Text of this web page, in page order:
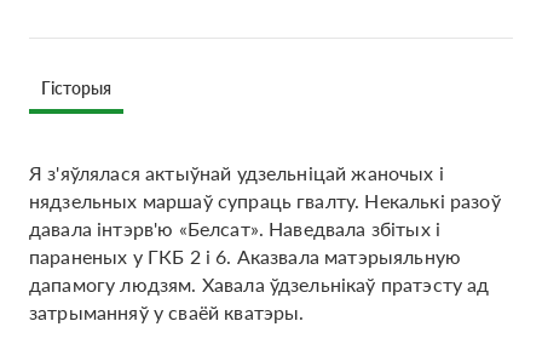
Гісторыя
Я з'яўлялася актыўнай удзельніцай жаночых і
нядзельных маршаў супраць гвалту. Некалькі разоў
давала інтэрв'ю «Белсат». Наведвала збітых і
параненых у ГКБ 2 і 6. Аказвала матэрыяльную
дапамогу людзям. Хавала ўдзельнікаў пратэсту ад
затрыманняў у сваёй кватэры.